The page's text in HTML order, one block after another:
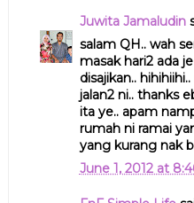
Juwita Jamaludin
salam QH.. wah
masak hari2 ada
disajikan..
jalan2 ni.. thanks
ita ye.. apam
rumah ni ramai
yang kurang nak
June 1, 2012 at